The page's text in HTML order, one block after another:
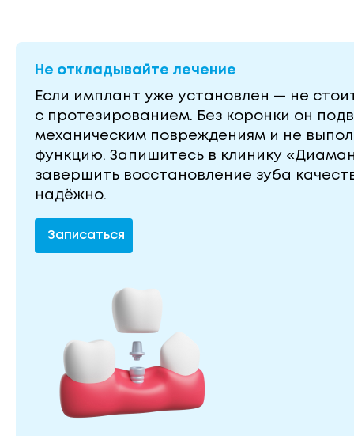
Не откладывайте лечение
Если имплант уже установлен — не
с протезированием. Без коронки он
механическим повреждениям и не
функцию. Запишитесь в клинику
завершить восстановление зуба
надёжно.
Записаться